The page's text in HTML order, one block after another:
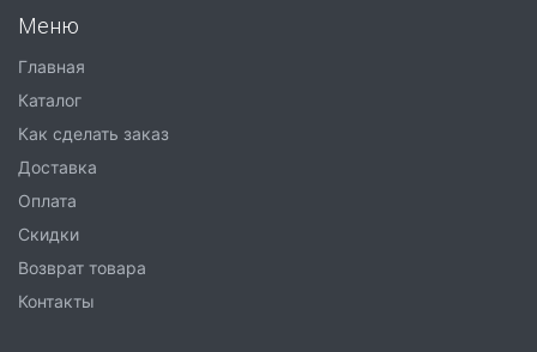
Меню
Главная
Каталог
Как сделать заказ
Доставка
Оплата
Скидки
Возврат товара
Контакты